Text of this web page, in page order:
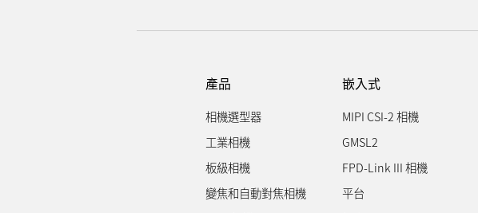
產品
相機選型器
工業相機
板級相機
變焦和自動對焦相機
嵌入式
MIPI CSI-2 相機
GMSL2
FPD-Link III 相機
平台